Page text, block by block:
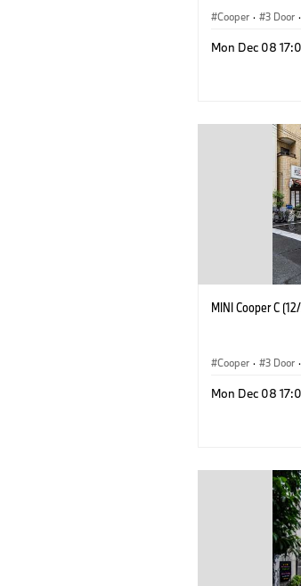
Cooper · 3 Door ·
Mon Dec 08
MINI Cooper C
Cooper · 3 Door ·
Mon Dec 08